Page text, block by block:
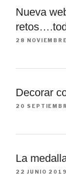
Nueva
28
Decorar
20
La
22 JUNIO 2019